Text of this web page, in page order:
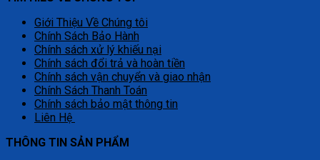
Giới Thiệu Về Chúng tôi
Chính Sách Bảo Hành
Chính sách xử lý khiếu nại
Chính sách đổi trả và hoàn tiền
Chính sách vận chuyển và giao nhận
Chính Sách Thanh Toán
Chính sách bảo mật thông tin
Liên Hệ
THÔNG TIN SẢN PHẨM